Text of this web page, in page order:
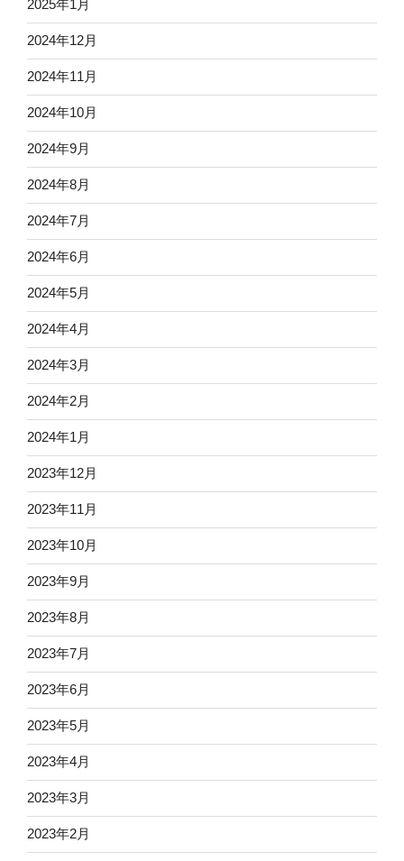
2025年1月
2024年12月
2024年11月
2024年10月
2024年9月
2024年8月
2024年7月
2024年6月
2024年5月
2024年4月
2024年3月
2024年2月
2024年1月
2023年12月
2023年11月
2023年10月
2023年9月
2023年8月
2023年7月
2023年6月
2023年5月
2023年4月
2023年3月
2023年2月